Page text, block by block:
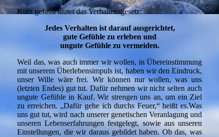
Kurz gefasst lautet das Verhaltensgesetz:
Jedes Verhalten ist darauf ausgerichtet,
gute Gefühle zu erleben und
ungute Gefühle zu vermeiden.
Weil das, was auch immer wir wollen, in Übereinstimmung
mit unserem Überlebensimpuls ist, haben wir den Eindruck,
unser Wille wäre frei. Wir können nur wollen, was uns
(letzten Endes) gut tut.Dafür nehmen wir nicht selten auch
ungute Gefühle in Kauf. Wir strengen uns an, um ein Ziel
zu erreichen. „Dafür gehe ich durchs Feuer,“ heißt es.Was
uns gut tut, wird nach unserer genetischen Veranlagung und
unseren Lebenserfahrungen festgelegt, sowie aus unseren
Einstellungen, die wir daraus gebildet haben. Ob das, was